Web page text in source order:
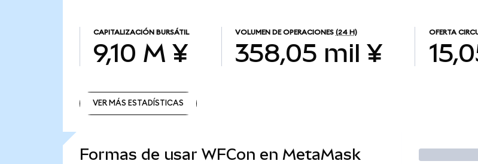
CAPITALIZACIÓN BURSÁTIL
9,10 M ¥
VOLUMEN DE OPERACIONES (24 H)
358,05 mil ¥
OFERTA
VER MÁS ESTADÍSTICAS
Formas de usar WFCon en MetaMask Operar